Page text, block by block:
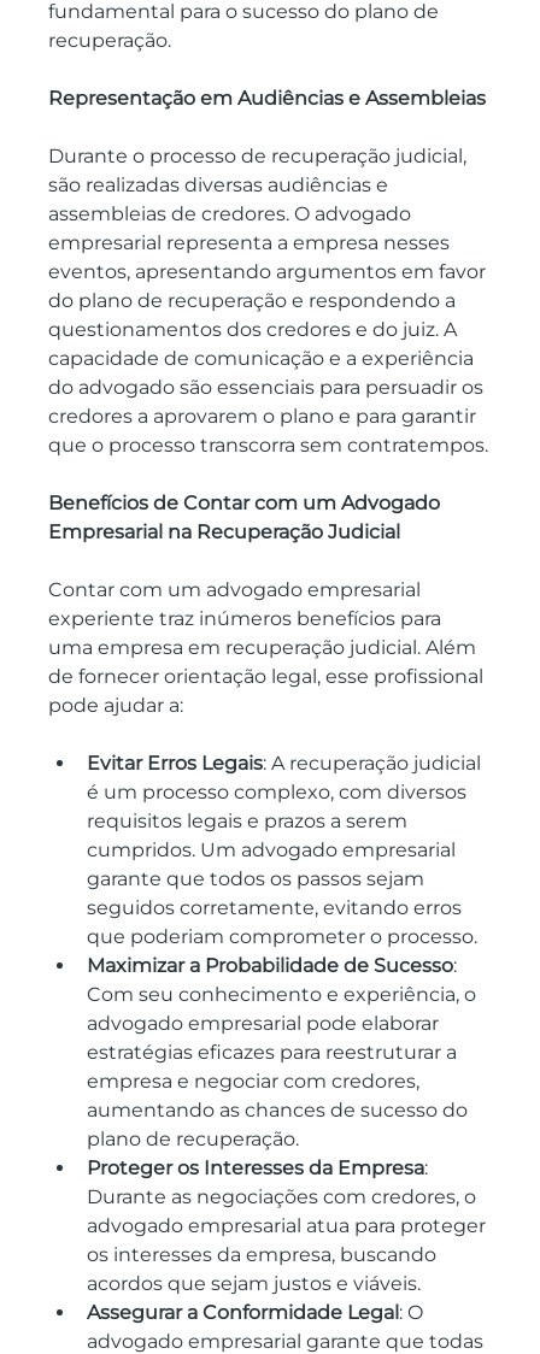
fundamental para o sucesso do plano de
recuperação.
Representação em Audiências e Assembleias
Durante o processo de recuperação judicial,
são realizadas diversas audiências e
assembleias de credores. O advogado
empresarial representa a empresa nesses
eventos, apresentando argumentos em favor
do plano de recuperação e respondendo a
questionamentos dos credores e do juiz. A
capacidade de comunicação e a experiência
do advogado são essenciais para persuadir os
credores a aprovarem o plano e para garantir
que o processo transcorra sem contratempos.
Benefícios de Contar com um Advogado
Empresarial na Recuperação Judicial
Contar com um advogado empresarial
experiente traz inúmeros benefícios para
uma empresa em recuperação judicial. Além
de fornecer orientação legal, esse profissional
pode ajudar a:
Evitar Erros Legais: A recuperação judicial
é um processo complexo, com diversos
requisitos legais e prazos a serem
cumpridos. Um advogado empresarial
garante que todos os passos sejam
seguidos corretamente, evitando erros
que poderiam comprometer o processo.
Maximizar a Probabilidade de Sucesso:
Com seu conhecimento e experiência, o
advogado empresarial pode elaborar
estratégias eficazes para reestruturar a
empresa e negociar com credores,
aumentando as chances de sucesso do
plano de recuperação.
Proteger os Interesses da Empresa:
Durante as negociações com credores, o
advogado empresarial atua para proteger
os interesses da empresa, buscando
acordos que sejam justos e viáveis.
Assegurar a Conformidade Legal: O
advogado empresarial garante que todas